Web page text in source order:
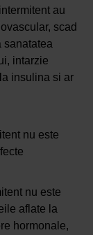
au
scad
sanatatea
intarzie
insulina si ar
nu este
nu este
aflate la
hormonale,